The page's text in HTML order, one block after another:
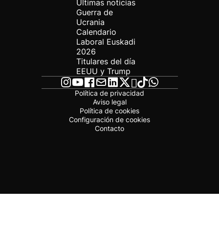
Últimas noticias
Guerra de
Ucrania
Calendario
Laboral Euskadi
2026
Titulares del día
EEUU y Trump
Política de privacidad
Aviso legal
Política de cookies
Configuración de cookies
Contacto